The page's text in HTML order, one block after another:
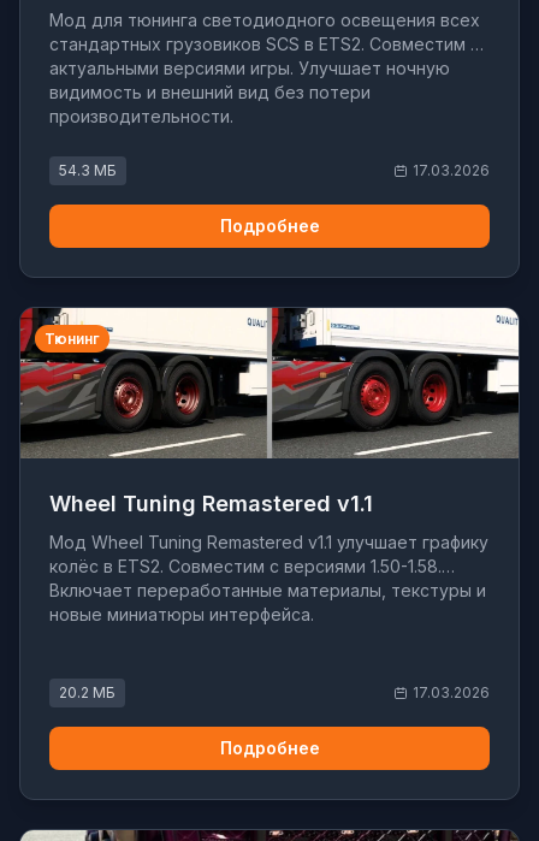
Мод для тюнинга светодиодного освещения всех
стандартных грузовиков SCS в ETS2. Совместим с
актуальными версиями игры. Улучшает ночную
видимость и внешний вид без потери
производительности.
54.3 МБ 17.03.2026
Подробнее
Тюнинг
Wheel Tuning Remastered v1.1
Мод Wheel Tuning Remastered v1.1 улучшает графику
колёс в ETS2. Совместим с версиями 1.50-1.58.
Включает переработанные материалы, текстуры и
новые миниатюры интерфейса.
20.2 МБ 17.03.2026
Подробнее